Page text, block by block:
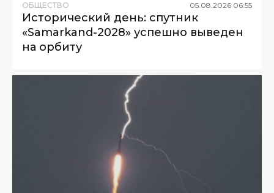
ОБЩЕСТВО 05.08.2026 06:55
Исторический день: спутник
«Samarkand-2028» успешно выведен
на орбиту